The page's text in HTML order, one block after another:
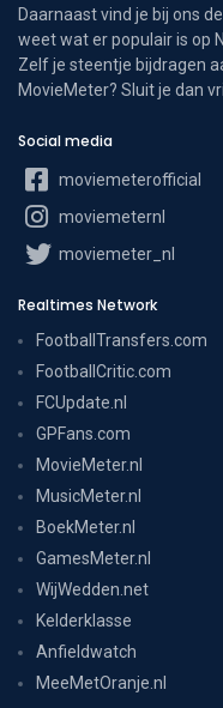
Daarnaast vind je bij ons
weet wat er populair is op
Zelf je steentje bijdragen
MovieMeter? Sluit je dan
Social media
moviemeterofficial
moviemeternl
moviemeter_nl
Realtimes Network
FootballTransfers.com
FootballCritic.com
FCUpdate.nl
GPFans.com
MovieMeter.nl
MusicMeter.nl
BoekMeter.nl
GamesMeter.nl
WijWedden.net
Kelderklasse
Anfieldwatch
MeeMetOranje.nl